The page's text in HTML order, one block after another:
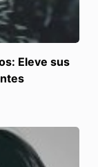
Eleve sus